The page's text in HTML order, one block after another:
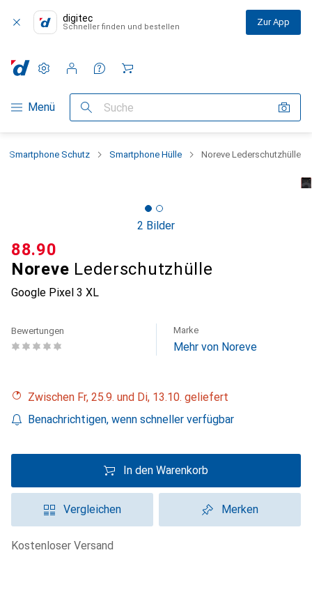
digitec
Schneller finden und bestellen Zur App
Navigation nach Kategorien
Menü Suche
Einstellungen
Kundenkonto
Vergleichslisten
Merklisten
Warenkorb
Smartphone Schutz Smartphone Hülle Noreve Lederschutzhülle
2 Bilder
Noreve Lederschutzhülle
Google Pixel 3 XL
CHF
88.90
Bewertungen Marke
Mehr von Noreve
Zwischen Fr, 25.9. und Di, 13.10. geliefert
Benachrichtigen, wenn schneller verfügbar
In den Warenkorb
Vergleichen Merken
kostenloser Versand